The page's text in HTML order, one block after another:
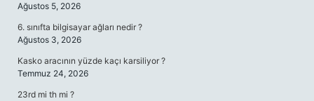
Ağustos 5, 2026
6. sınıfta bilgisayar ağları nedir ?
Ağustos 3, 2026
Kasko aracının yüzde kaçı karsiliyor ?
Temmuz 24, 2026
23rd mi th mi ?